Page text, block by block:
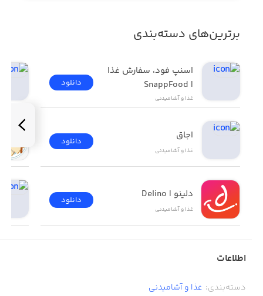
برترین‌های دسته‌بندی
| SnappFood
غذا و آشامیدنی
دانلود
اجاق
غذا و آشامیدنی
دانلود
دلینو | Delino
غذا و آشامیدنی
دانلود
اطلاعات
دسته‌بندی: غذا و آشامیدنی